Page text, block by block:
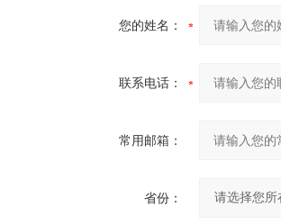
您的姓名：
联系电话：
常用邮箱：
省份：